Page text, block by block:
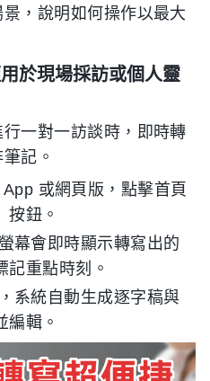
，說明如何操作以最大
於現場採訪或個人靈
一對一訪談時，即時轉
記。
或網頁版，點擊首頁
按鈕。
幕會即時顯示轉寫出的
記重點時刻。
系統自動生成逐字稿與
編輯。